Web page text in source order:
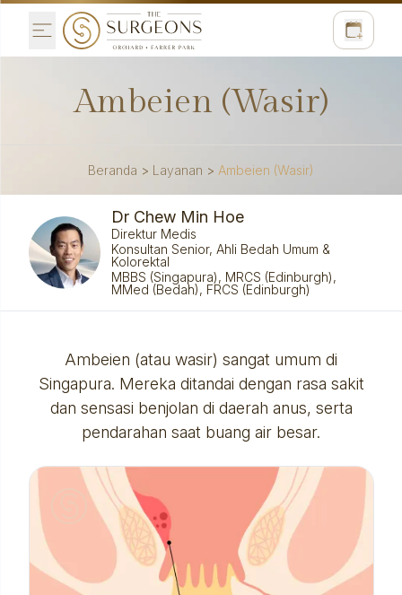
Ambeien (Wasir)
Beranda > Layanan > Ambeien (Wasir)
Dr Chew Min Hoe
Direktur Medis
Konsultan Senior, Ahli Bedah Umum &
Kolorektal
MBBS (Singapura), MRCS (Edinburgh),
MMed (Bedah), FRCS (Edinburgh)
Ambeien (atau wasir) sangat umum di
Singapura. Mereka ditandai dengan rasa sakit
dan sensasi benjolan di daerah anus, serta
pendarahan saat buang air besar.